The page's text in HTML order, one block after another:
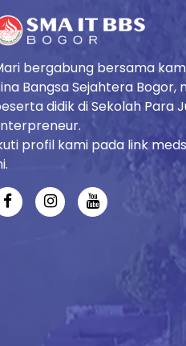
bergabung bersama kami
Bangsa Sejahtera Bogor,
didik di Sekolah Para
profil kami pada link